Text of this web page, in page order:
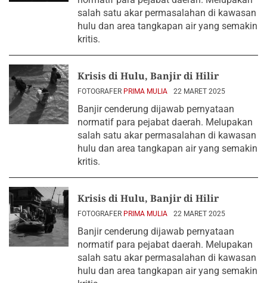
salah satu akar permasalahan di kawasan
hulu dan area tangkapan air yang semakin
kritis.
Krisis di Hulu, Banjir di Hilir
FOTOGRAFER PRIMA MULIA 22 MARET 2025
Banjir cenderung dijawab pernyataan
normatif para pejabat daerah. Melupakan
salah satu akar permasalahan di kawasan
hulu dan area tangkapan air yang semakin
kritis.
Krisis di Hulu, Banjir di Hilir
FOTOGRAFER PRIMA MULIA 22 MARET 2025
Banjir cenderung dijawab pernyataan
normatif para pejabat daerah. Melupakan
salah satu akar permasalahan di kawasan
hulu dan area tangkapan air yang semakin